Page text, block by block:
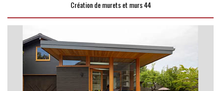
Création de murets et murs 44